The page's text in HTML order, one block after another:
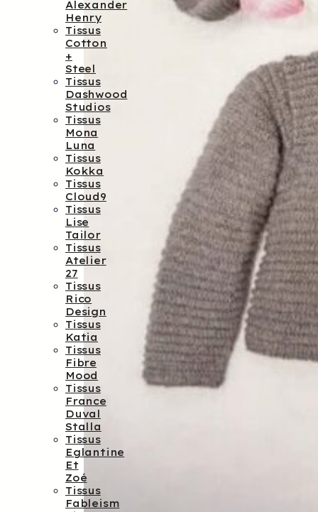
Alexander
Henry
Tissus
Cotton
+
Steel
Tissus
Dashwood
Studios
Tissus
Mona
Luna
Tissus
Kokka
Tissus
Cloud9
Tissus
Lise
Tailor
Tissus
Atelier
27
Tissus
Rico
Design
Tissus
Katia
Tissus
Fibre
Mood
Tissus
France
Duval
Stalla
Tissus
Eglantine
Et
Zoé
Tissus
Fableism